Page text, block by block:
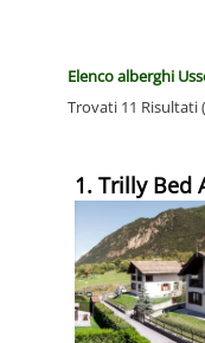
Elenco alberghi
Trovati 11 Risultati
1. Trilly Bed